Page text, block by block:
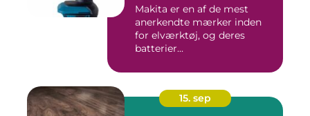
Makita er en af de mest
anerkendte mærker inden
for elværktøj, og deres
batterier...
15. sep